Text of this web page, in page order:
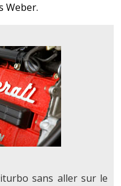
Weber.
sans aller sur le